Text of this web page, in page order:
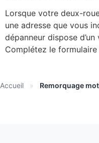
Lorsque votre deux-
une adresse que vous
dépanneur dispose
Complétez le formulaire
Accueil » Remorquage